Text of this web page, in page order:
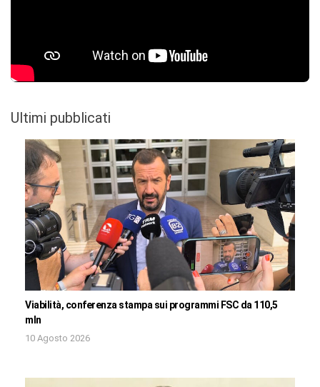
Ultimi pubblicati
Viabilità, conferenza stampa sui programmi FSC da 110,5
mln
10 Agosto 2026